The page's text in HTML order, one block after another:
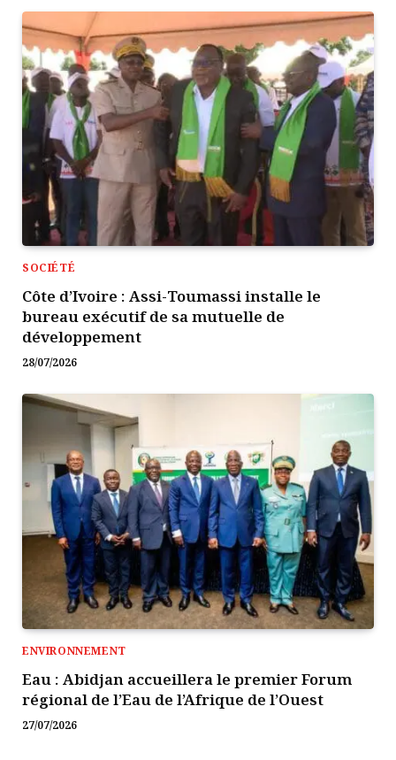
SOCIÉTÉ
Côte d’Ivoire : Assi-Toumassi installe le
bureau exécutif de sa mutuelle de
développement
28/07/2026
ENVIRONNEMENT
Eau : Abidjan accueillera le premier Forum
régional de l’Eau de l’Afrique de l’Ouest
27/07/2026